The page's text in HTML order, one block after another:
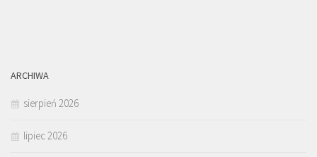
ARCHIWA
sierpień 2026
lipiec 2026